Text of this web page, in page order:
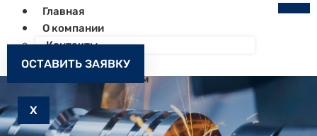
Главная
О компании
Контакты
Как заказать
Запчасти к станкам
X
ОСТАВИТЬ ЗАЯВКУ